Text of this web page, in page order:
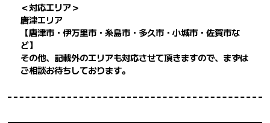
＜対応エリア＞
唐津エリア
【唐津市・伊万里市・糸島市・多久市・小城市・佐賀市な
ど】
その他、記載外のエリアも対応させて頂きますので、まずは
ご相談お待ちしております。